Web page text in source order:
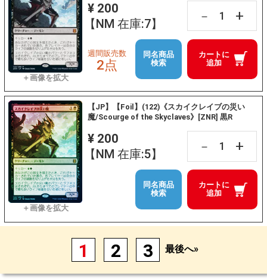
¥ 200
【NM 在庫:7】
－ +
カートに
追加
週間販売数
2点
同名商品
検索
【JP】【Foil】(122)《スカイクレイブの災い
魔/Scourge of the Skyclaves》[ZNR] 黒R
¥ 200
【NM 在庫:5】
－ +
カートに
追加
同名商品
検索
1 2 3 最後へ»